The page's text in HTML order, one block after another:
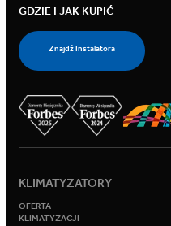
GDZIE I JAK KUPIĆ
Znajdź Instalatora
KLIMATYZATORY
OFERTA
KLIMATYZACJI